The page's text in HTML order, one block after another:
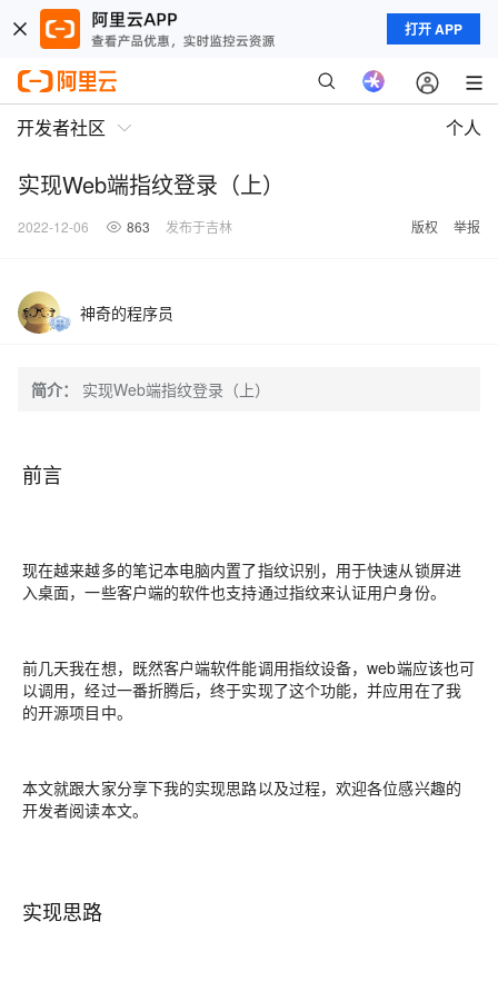
打开 APP
开发者社区 个人
实现Web端指纹登录（上）
2022-12-06 863 发布于吉林 版权 举报
神奇的程序员
简介： 实现Web端指纹登录（上）
前言
现在越来越多的笔记本电脑内置了指纹识别，用于快速从锁屏进
入桌面，一些客户端的软件也支持通过指纹来认证用户身份。
前几天我在想，既然客户端软件能调用指纹设备，web端应该也可
以调用，经过一番折腾后，终于实现了这个功能，并应用在了我
的开源项目中。
本文就跟大家分享下我的实现思路以及过程，欢迎各位感兴趣的
开发者阅读本文。
实现思路